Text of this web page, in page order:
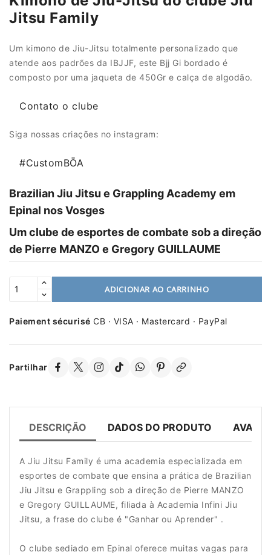
Jitsu Family
Um kimono de Jiu-Jitsu totalmente personalizado que
atende aos padrões da IBJJF, este Bjj Gi bordado é
composto por uma jaqueta de 450Gr e calça de algodão.
Contato o clube
Siga nossas criações no instagram:
#CustomBŌA
Brazilian Jiu Jitsu e Grappling Academy em
Epinal nos Vosges
Um clube de esportes de combate sob a direção
de Pierre MANZO e Gregory GUILLAUME
ADICIONAR AO CARRINHO
Paiement sécurisé CB · VISA · Mastercard · PayPal
Partilhar
DESCRIÇÃO DADOS DO PRODUTO
A Jiu Jitsu Family é uma academia especializada em
esportes de combate que ensina a prática de Brazilian
Jiu Jitsu e Grappling sob a direção de Pierre MANZO
e Gregory GUILLAUME, filiada à Academia Infini Jiu
Jitsu, a frase do clube é "Ganhar ou Aprender" .
O clube sediado em Epinal oferece muitas vagas para